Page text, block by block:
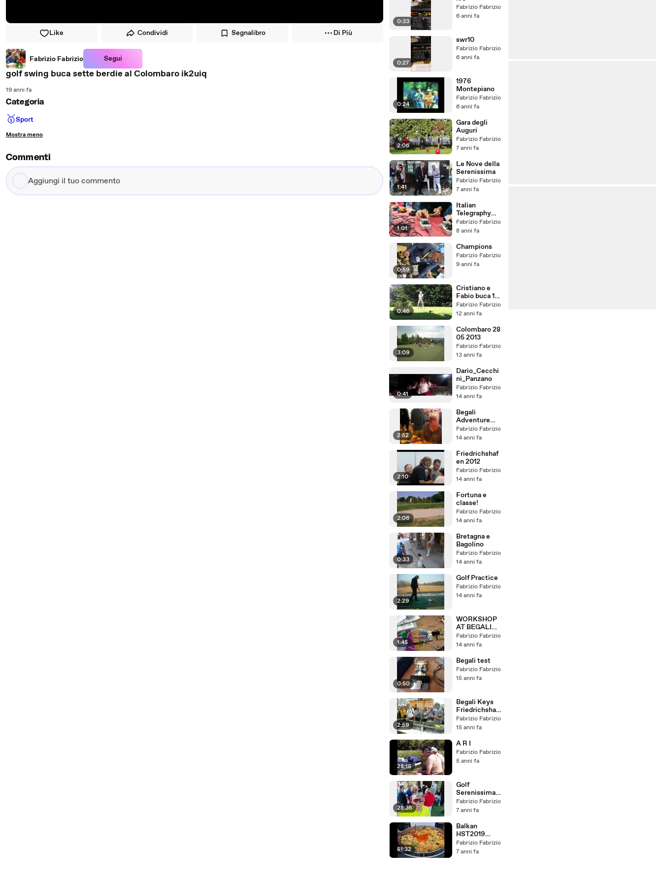
Like Condividi Segnalibro Di Più
Fabrizio Fabrizio Segui
golf swing buca sette berdie al Colombaro ik2uiq
19 anni fa
Categoria
🥇Sport
Mostra meno
Commenti
Aggiungi
il
0:33
Fabrizio Fabrizio
6 anni fa
0:27
swr10
Fabrizio Fabrizio
6 anni fa
0:24
1976
Montepiano
Fabrizio Fabrizio
6 anni fa
2:06
Gara degli
Auguri
Fabrizio Fabrizio
7 anni fa
1:41
Le Nove della
Serenissima
Fabrizio Fabrizio
7 anni fa
1:01
Italian
Telegraphy
Club
Fabrizio Fabrizio
8 anni fa
0:59
Champions
Fabrizio Fabrizio
9 anni fa
0:46
Cristiano e
Fabio buca 18
Franciacorta
Fabrizio Fabrizio
12 anni fa
3:09
Colombaro 28
05 2013
Fabrizio Fabrizio
13 anni fa
0:41
Dario_Cecchi
ni_Panzano
Fabrizio Fabrizio
14 anni fa
2:52
Begali
Adventure
Now Available
Fabrizio Fabrizio
14 anni fa
2:10
Friedrichshaf
en 2012
Fabrizio Fabrizio
14 anni fa
2:06
Fortuna e
classe!
Fabrizio Fabrizio
14 anni fa
0:33
Bretagna e
Bagolino
Fabrizio Fabrizio
14 anni fa
2:29
Golf Practice
Fabrizio Fabrizio
14 anni fa
1:45
WORKSHOP
AT BEGALI
FARM
Fabrizio Fabrizio
14 anni fa
0:50
Begali test
Fabrizio Fabrizio
15 anni fa
2:59
Begali Keys
Friedrichshaf
en 2011
Fabrizio Fabrizio
15 anni fa
28:15
A R I
Fabrizio Fabrizio
5 anni fa
28:35
Golf
Serenissima2
019
Fabrizio Fabrizio
7 anni fa
51:32
Balkan
HST2019
Report by
HB9DHG
Fabrizio Fabrizio
7 anni fa